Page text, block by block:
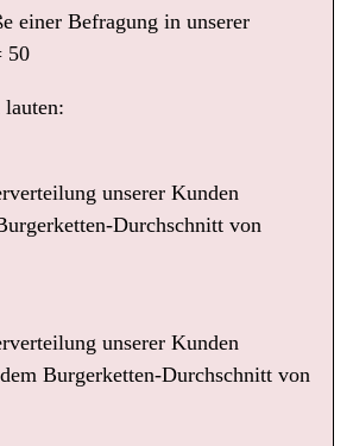
einer Befragung in unserer
50
unserer Kunden
Durchschnitt von
unserer Kunden
Burgerketten-Durchschnitt von